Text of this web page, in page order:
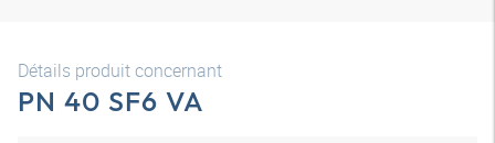
Détails produit concernant
PN 40 SF6 VA